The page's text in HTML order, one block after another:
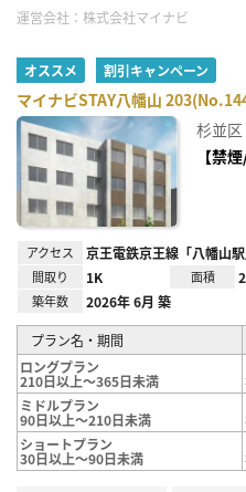
運営会社： 株式会社マイナビ
オススメ 割引キャンペーン
マイナビSTAY八幡山
杉並区
【禁
アクセス 京王電鉄京王線「八幡山
間取り 1K 面積
築年数 2026年 6月 築
プラン名・期間
ロングプラン
210日以上～365日未満
ミドルプラン
90日以上～210日未満
ショートプラン
30日以上～90日未満